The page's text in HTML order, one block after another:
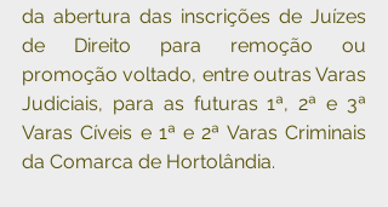
da abertura das inscrições de Juízes
de Direito para remoção ou
promoção voltado, entre outras Varas
Judiciais, para as futuras 1ª, 2ª e 3ª
Varas Cíveis e 1ª e 2ª Varas Criminais
da Comarca de Hortolândia.